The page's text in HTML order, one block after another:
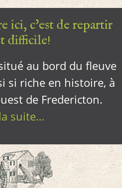
ici, c’est de repartir
difficile!
au bord du fleuve
si riche en histoire, à
de Fredericton.
suite…